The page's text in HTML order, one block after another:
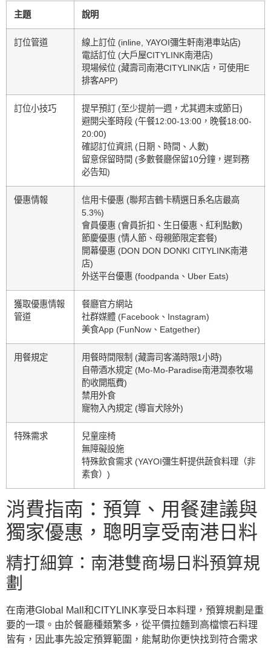
主題 說明
訂位管道
線上訂位 (inline, YAYOI彌生軒南港車站店)
電話訂位 (大戶屋CITYLINK南港店)
現場候位 (藏壽司南港CITYLINK店，可使用E
排客APP)
訂位小技巧
提早預訂 (至少提前一週，尤其週末或節日)
避開尖峯時段 (午餐12:00-13:00，晚餐18:00-
20:00)
確認訂位資訊 (日期、時間、人數)
留意保留時間 (多數餐廳保留10分鐘，遲到務
必告知)
優惠情報
信用卡優惠 (聯邦吉鶴卡精選日系名店最高
5.3%)
會員優惠 (會員折扣、生日優惠、紅利點數)
節慶優惠 (情人節、母親節限定套餐)
開幕優惠 (DON DON DONKI CITYLINK南港
店)
外送平台優惠 (foodpanda、Uber Eats)
獲取優惠情報
管道
餐廳官方網站
社群媒體 (Facebook、Instagram)
美食App (FunNow、Eatgether)
用餐規定
用餐時間限制 (藏壽司客滿時限1小時)
自帶酒水規定 (Mo-Mo-Paradise南港潤泰牧場
酌收開瓶費)
禁用外食
寵物入內規定 (導盲犬除外)
特殊需求
兒童座椅
無障礙設施
特殊飲食需求 (YAYOI彌生軒提供蔬食料理（非
素食）)
消費指南：預算、用餐建議與
獨家優惠，聰明享受南港日料
精打細算：南港雙商場日料預算規
劃
在南港Global Mall和CITYLINK享受日本料理，預算規劃是重
要的一環。由於餐廳種類繁多，從平價拉麵到高檔懷石料理
皆有，因此事先設定預算範圍，能幫助你更快找到符合需求